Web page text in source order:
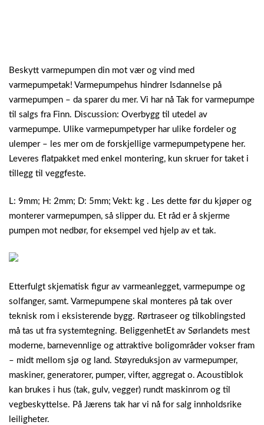
Beskytt varmepumpen din mot vær og vind med
varmepumpetak! Varmepumpehus hindrer Isdannelse på
varmepumpen – da sparer du mer. Vi har nå Tak for varmepumpe
til salgs fra Finn. Discussion: Overbygg til utedel av
varmepumpe. Ulike varmepumpetyper har ulike fordeler og
ulemper – les mer om de forskjellige varmepumpetypene her.
Leveres flatpakket med enkel montering, kun skruer for taket i
tillegg til veggfeste.
L: 9mm; H: 2mm; D: 5mm; Vekt: kg . Les dette før du kjøper og
monterer varmepumpen, så slipper du. Et råd er å skjerme
pumpen mot nedbør, for eksempel ved hjelp av et tak.
Etterfulgt skjematisk figur av varmeanlegget, varmepumpe og
solfanger, samt. Varmepumpene skal monteres på tak over
teknisk rom i eksisterende bygg. Rørtraseer og tilkoblingsted
må tas ut fra systemtegning. BeliggenhetEt av Sørlandets mest
moderne, barnevennlige og attraktive boligområder vokser fram
– midt mellom sjø og land. Støyreduksjon av varmepumper,
maskiner, generatorer, pumper, vifter, aggregat o. Acoustiblok
kan brukes i hus (tak, gulv, vegger) rundt maskinrom og til
vegbeskyttelse. På Jærens tak har vi nå for salg innholdsrike
leiligheter.